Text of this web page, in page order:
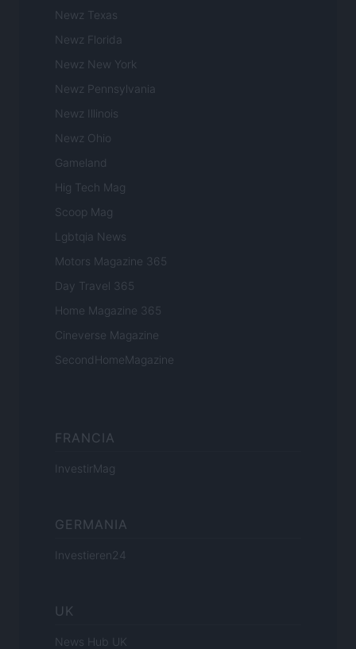
Newz Texas
Newz Florida
Newz New York
Newz Pennsylvania
Newz Illinois
Newz Ohio
Gameland
Hig Tech Mag
Scoop Mag
Lgbtqia News
Motors Magazine 365
Day Travel 365
Home Magazine 365
Cineverse Magazine
SecondHomeMagazine
FRANCIA
InvestirMag
GERMANIA
Investieren24
UK
News Hub UK